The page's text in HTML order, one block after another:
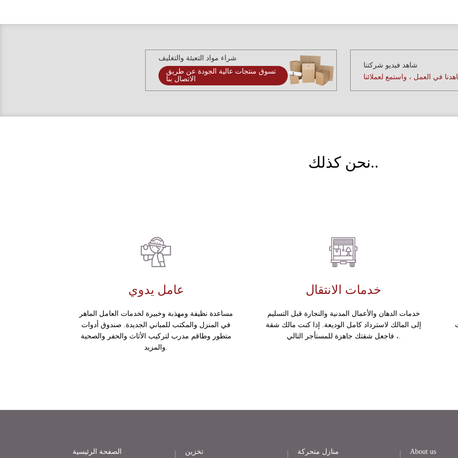
شراء مواد التعبئة والتغليف
تسوق منتجات عالية الجودة عن طريق
الاتصال بنا
شاهد فيديو شركتنا
في العمل ، واستمع لعملائنا
نحن كذلك..
عامل يدوي
مساعدة نظيفة ومهذبة وخبيرة لخدمات العامل الماهر
في المنزل والمكتب للمباني الجديدة. صندوق أدوات
متطور وطاقم مدرب لتركيب الأثاث والحفر والصحية
والمزيد.
خدمات الانتقال
خدمات الدهان والأعمال المدنية والنجارة قبل التسليم
إلى المالك لاسترداد كامل الوديعة. إذا كنت مالك شقة
، فاجعل شقتك جاهزة للمستأجر التالي.
الصفحة الرئيسية تخزين منازل متحركة About us